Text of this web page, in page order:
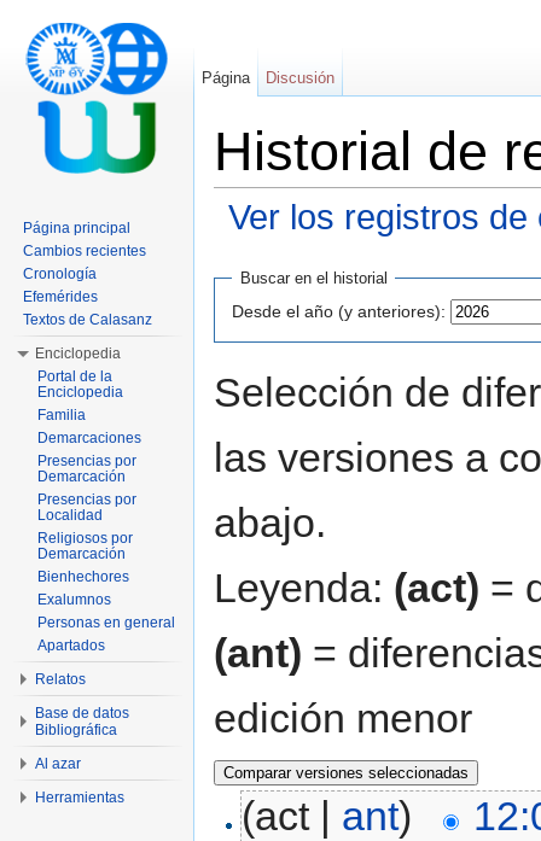
Historial de
Ver los registros de
Buscar en el historial
Desde el año (y anteriores):
Selección de
las versiones a
abajo.
Leyenda: (act) =
(ant) =
edición menor
(act | ant)
Página Discusión
Página principal
Cambios recientes
Cronología
Efemérides
Textos de Calasanz
Enciclopedia
Portal de la
Enciclopedia
Familia
Demarcaciones
Presencias por
Demarcación
Presencias por
Localidad
Religiosos por
Demarcación
Bienhechores
Exalumnos
Personas en general
Apartados
Relatos
Base de datos
Bibliográfica
Al azar
Herramientas